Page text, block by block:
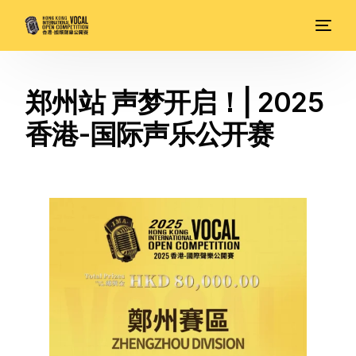
郑州站 声梦开启！| 2025
香港-国际声乐公开赛